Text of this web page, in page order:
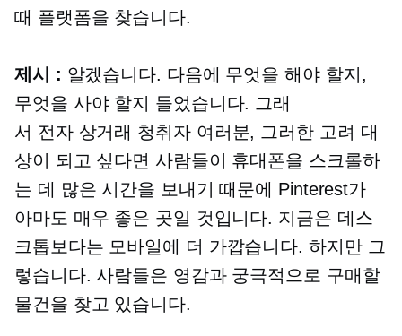
때 플랫폼을 찾습니다.
제시 : 알겠습니다. 다음에 무엇을 해야 할지,
무엇을 사야 할지 들었습니다. 그래
서 전자 상거래 청취자 여러분, 그러한 고려 대
상이 되고 싶다면 사람들이 휴대폰을 스크롤하
는 데 많은 시간을 보내기 때문에 Pinterest가
아마도 매우 좋은 곳일 것입니다. 지금은 데스
크톱보다는 모바일에 더 가깝습니다. 하지만 그
렇습니다. 사람들은 영감과 궁극적으로 구매할
물건을 찾고 있습니다.